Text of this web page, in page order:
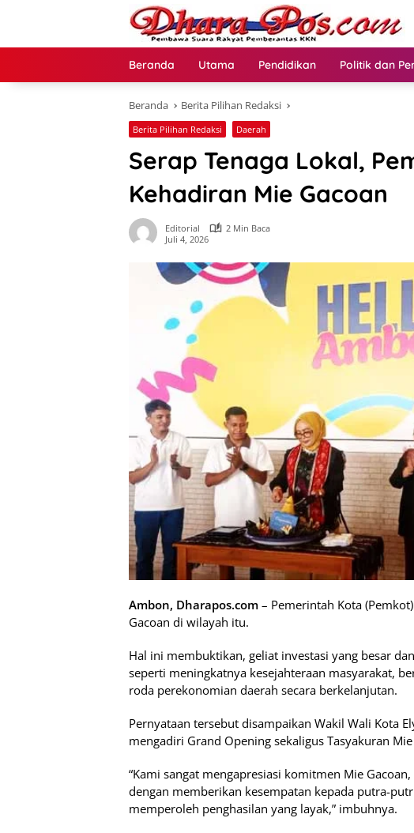
Beranda Utama Pendidikan Politik dan
Beranda Berita Pilihan Redaksi
Berita Pilihan Redaksi Daerah
Serap Tenaga Lokal,
Kehadiran Mie Gacoan
Editorial
2 Min Baca
Juli 4, 2026
Ambon, Dharapos.com – Pemerintah Kota
Gacoan di wilayah itu.
Hal ini membuktikan, geliat investasi yang besar
seperti meningkatnya kesejahteraan masyarakat,
roda perekonomian daerah secara berkelanjutan.
Pernyataan tersebut disampaikan Wakil Wali Kota
mengadiri Grand Opening sekaligus Tasyakuran
“Kami sangat mengapresiasi komitmen Mie
dengan memberikan kesempatan kepada putra-
memperoleh penghasilan yang layak,” imbuhnya.